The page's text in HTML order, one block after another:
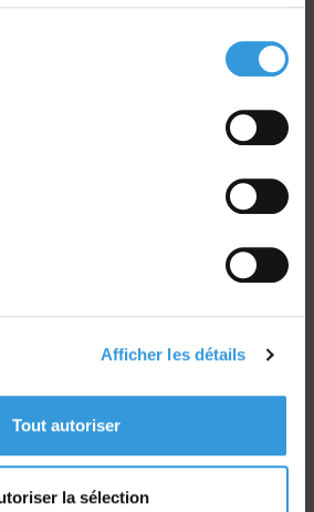
Afficher les détails
Tout autoriser
la sélection